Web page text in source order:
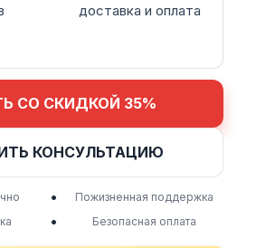
доставка и оплата
СО СКИДКОЙ 35%
КОНСУЛЬТАЦИЮ
•
Пожизненная поддержка
• Безопасная оплата